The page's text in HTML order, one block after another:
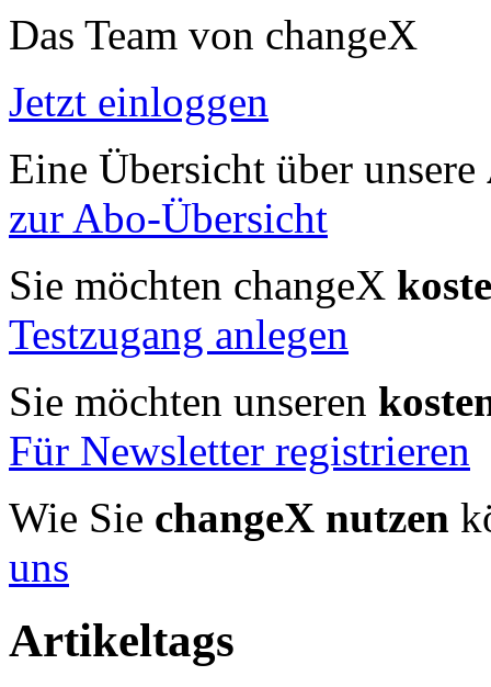
Das Team von changeX
Jetzt einloggen
Eine Übersicht über unsere
zur Abo-Übersicht
Sie möchten changeX
Testzugang anlegen
Sie möchten unseren
Für Newsletter registrieren
Wie Sie changeX nutzen
uns
Artikeltags